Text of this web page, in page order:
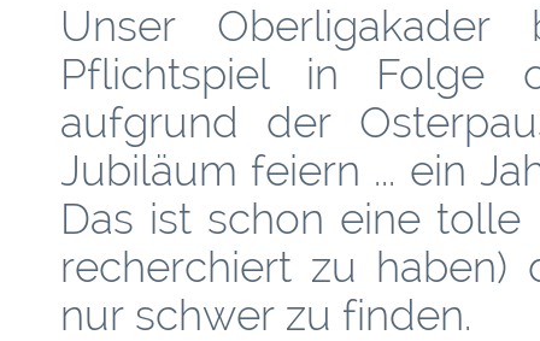
Unser
Pflichtspiel in Folge
aufgrund der
Jubiläum feiern ... ein
Das ist schon eine
recherchiert zu haben)
nur schwer zu finden.